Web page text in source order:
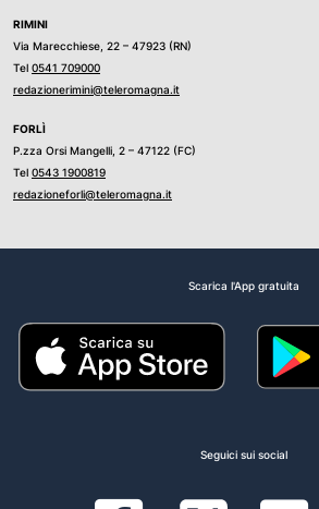
RIMINI
Via Marecchiese, 22 – 47923 (RN)
Tel 0541 709000
redazionerimini@teleromagna.it
FORLÌ
P.zza Orsi Mangelli, 2 – 47122 (FC)
Tel 0543 1900819
redazioneforli@teleromagna.it
Scarica l'App gratuita
Seguici sui social